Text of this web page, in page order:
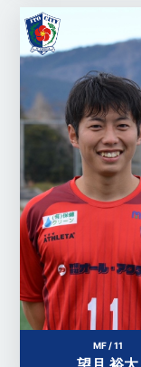
MF / 11